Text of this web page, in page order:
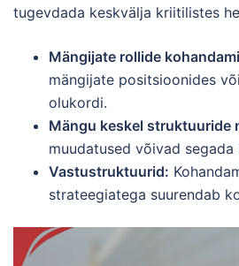
tugevdada keskvälja kriitilistes
Mängijate rollide
mängijate positsioonides
olukordi.
Mängu keskel struktuuride
muudatused võivad segada
Vastustruktuurid:
strateegiatega suurendab